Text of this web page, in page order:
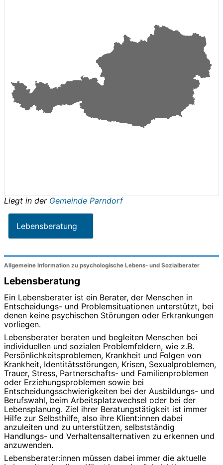
Liegt in der Gemeinde Parndorf
Lebensberatung
Allgemeine Information zu psychologische Lebens- und Sozialberater
Lebensberatung
Ein Lebensberater ist ein Berater, der Menschen in
Entscheidungs- und Problemsituationen unterstützt, bei
denen keine psychischen Störungen oder Erkrankungen
vorliegen.
Lebensberater beraten und begleiten Menschen bei
individuellen und sozialen Problemfeldern, wie z.B.
Persönlichkeitsproblemen, Krankheit und Folgen von
Krankheit, Identitätsstörungen, Krisen, Sexualproblemen,
Trauer, Stress, Partnerschafts- und Familienproblemen
oder Erziehungsproblemen sowie bei
Entscheidungsschwierigkeiten bei der Ausbildungs- und
Berufswahl, beim Arbeitsplatzwechsel oder bei der
Lebensplanung. Ziel ihrer Beratungstätigkeit ist immer
Hilfe zur Selbsthilfe, also ihre Klient:innen dabei
anzuleiten und zu unterstützen, selbstständig
Handlungs- und Verhaltensalternativen zu erkennen und
anzuwenden.
Lebensberater:innen müssen dabei immer die aktuelle